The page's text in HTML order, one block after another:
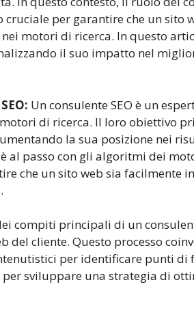
cruciale per garantire che un sito
motori di ricerca. In questo
il suo impatto nel
Un consulente SEO è un
di ricerca. Il loro obiettivo
la sua posizione nei
al passo con gli algoritmi dei
che un sito web sia facilmente
compiti principali di un
del cliente. Questo processo
per identificare punti di
per sviluppare una strategia di